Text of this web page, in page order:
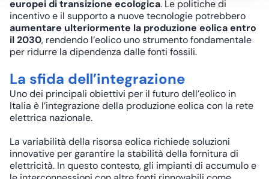
europei di transizione ecologica. Le politiche di
incentivo e il supporto a nuove tecnologie potrebbero
aumentare ulteriormente la produzione eolica entro
il 2030, rendendo l’eolico uno strumento fondamentale
per ridurre la dipendenza dalle fonti fossili.​ ​
La sfida dell’integrazione
Uno dei principali obiettivi per il futuro dell’eolico in
Italia è l’integrazione della produzione eolica con la rete
elettrica nazionale.
La variabilità della risorsa eolica richiede soluzioni
innovative per garantire la stabilità della fornitura di
elettricità. In questo contesto, gli impianti di accumulo e